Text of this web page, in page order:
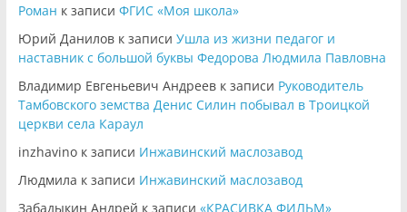
Роман к записи ФГИС «Моя школа»
Юрий Даниловк записи Ушла из жизни педагог и
наставник с большой буквы Федорова Людмила Павловна
Владимир Евгеньевич Андреевк записи Руководитель
Тамбовского земства Денис Силин побывал в Троицкой
церкви села Караул
inzhavinoк записи Инжавинский маслозавод
Людмила к записи Инжавинский маслозавод
Забадыкин Андрей к записи «КРАСИВКА ФИЛЬМ»